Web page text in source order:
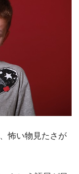
怖い物見たさが